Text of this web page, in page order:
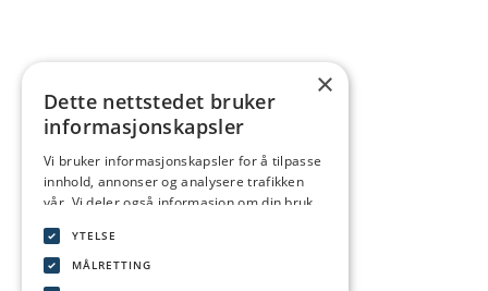
×
Dette nettstedet bruker
informasjonskapsler
Vi bruker informasjonskapsler for å tilpasse
innhold, annonser og analysere trafikken
vår. Vi deler også informasjon om din bruk
og analysepartnere som kan kombinere den
med annen informasjon du har gitt dem
eller som de har samlet inn fra din bruk av
YTELSE
MÅLRETTING